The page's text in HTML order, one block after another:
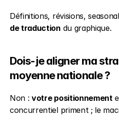
Définitions, révisions,
de traduction du graphique.
Dois-je aligner ma
moyenne nationale ?
Non : votre positionnement
concurrentiel priment ; le